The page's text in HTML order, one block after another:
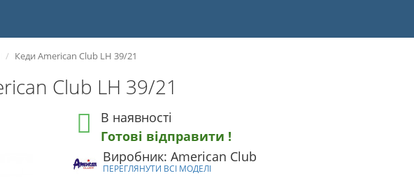
Кеди American Club LH 39/21
Club LH 39/21
В наявності
Готові відправити !
Виробник: American Club
ПЕРЕГЛЯНУТИ ВСІ МОДЕЛІ